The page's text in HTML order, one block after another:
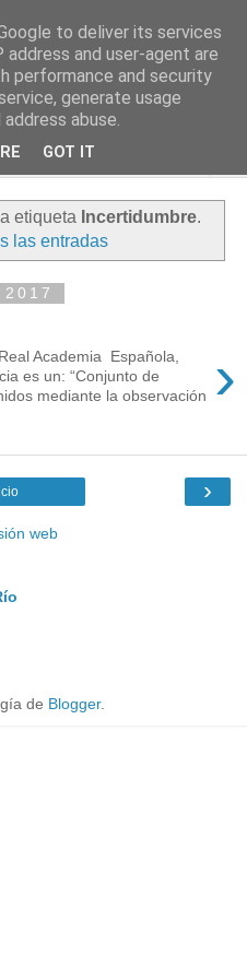
del Río
etiqueta Incertidumbre.
las entradas
›
Academia Española,
es un: “Conjunto de
mediante la observación
›
web
de Blogger.
to deliver its services
and user-agent are
performance and security
generate usage
abuse.
GOT IT